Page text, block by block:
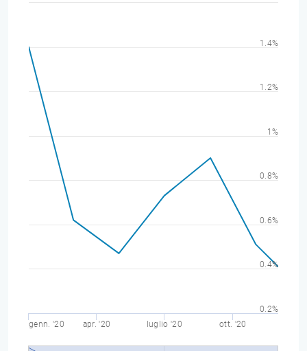
genn. '20 apr. '20 luglio '20 ott. '20
0.2%
0.4%
0.6%
0.8%
1%
1.2%
1.4%